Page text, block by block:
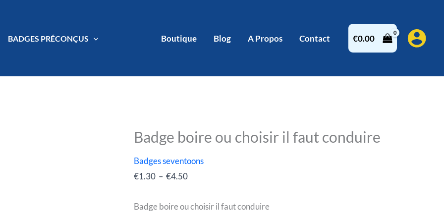
BADGES PRÉCONÇUS Boutique Blog A Propos Contact €0.00
Badge boire ou choisir il faut conduire
Badges seventoons
€1.30 – €4.50
Plage
prix :
€4.50
Badge boire ou choisir il faut conduire
quantité
Badge
boire
choisir